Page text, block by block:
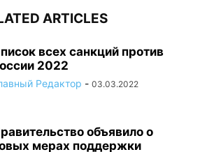
ARTICLES
всех санкций против
2022
Редактор - 03.03.2022
объявило о
мерах поддержки